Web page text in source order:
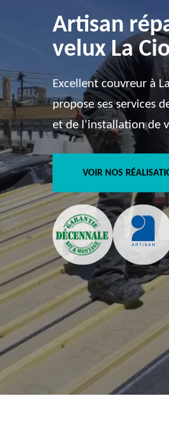
Artisan
velux La
Excellent couvreur à
propose ses services
et de l'installation de
VOIR NOS